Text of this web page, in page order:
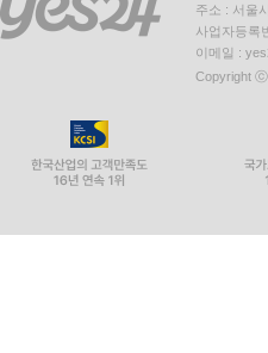
주소 : 서울
사업자등록
이메일 :
Copyright ⓒ